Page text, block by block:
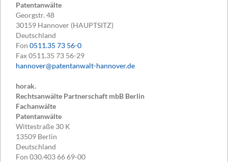
Patentanwälte
Georgstr. 48
30159 Hannover (HAUPTSITZ)
Deutschland
Fon 0511.35 73 56-0
Fax0511.35 73 56-29
hannover@patentanwalt-hannover.de
horak.
Rechtsanwälte Partnerschaft mbB Berlin
Fachanwälte
Patentanwälte
Wittestraße 30 K
13509 Berlin
Deutschland
Fon 030.403 66 69-00